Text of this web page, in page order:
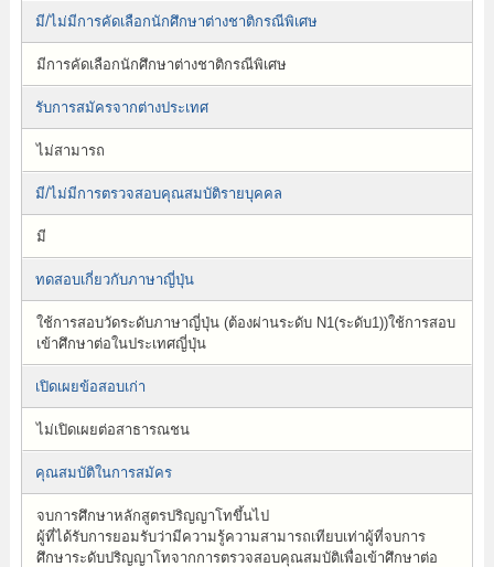
มี/ไม่มีการคัดเลือกนักศึกษาต่างชาติกรณีพิเศษ
มีการคัดเลือกนักศึกษาต่างชาติกรณีพิเศษ
รับการสมัครจากต่างประเทศ
ไม่สามารถ
มี/ไม่มีการตรวจสอบคุณสมบัติรายบุคคล
มี
ทดสอบเกี่ยวกับภาษาญี่ปุ่น
ใช้การสอบวัดระดับภาษาญี่ปุ่น (ต้องผ่านระดับ N1(ระดับ1))ใช้การสอบ
เข้าศึกษาต่อในประเทศญี่ปุ่น
เปิดเผยข้อสอบเก่า
ไม่เปิดเผยต่อสาธารณชน
คุณสมบัติในการสมัคร
จบการศึกษาหลักสูตรปริญญาโทขึ้นไป
ผู้ที่ได้รับการยอมรับว่ามีความรู้ความสามารถเทียบเท่าผู้ที่จบการ
ศึกษาระดับปริญญาโทจากการตรวจสอบคุณสมบัติเพื่อเข้าศึกษาต่อ